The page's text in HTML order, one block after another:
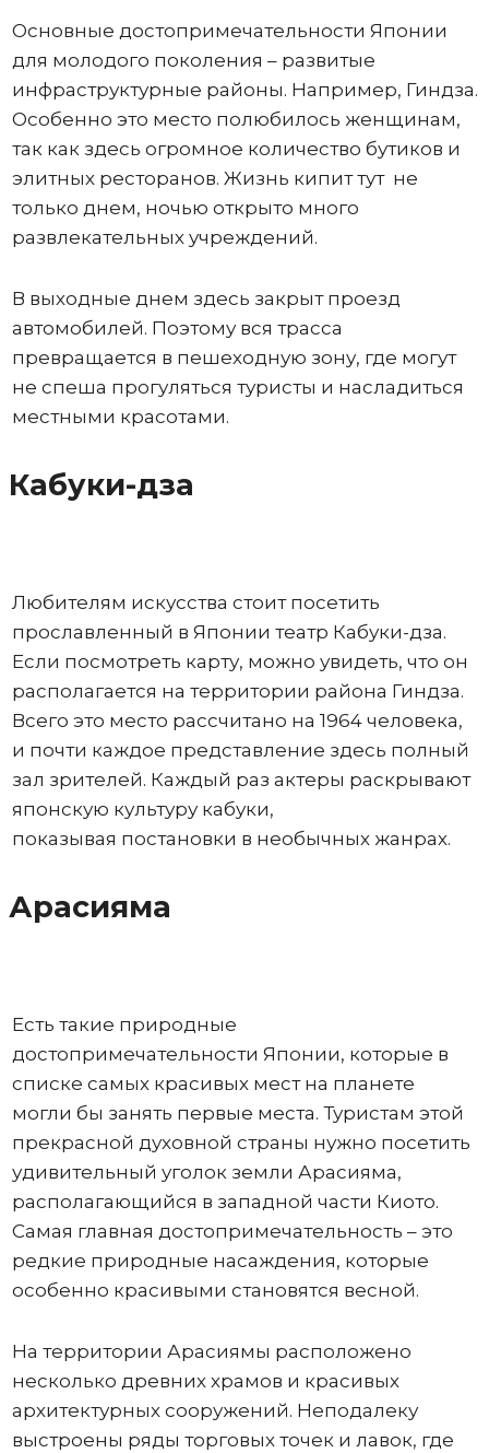
Основные достопримечательности Японии
для молодого поколения – развитые
инфраструктурные районы. Например, Гиндза.
Особенно это место полюбилось женщинам,
так как здесь огромное количество бутиков и
элитных ресторанов. Жизнь кипит тут не
только днем, ночью открыто много
развлекательных учреждений.
В выходные днем здесь закрыт проезд
автомобилей. Поэтому вся трасса
превращается в пешеходную зону, где могут
не спеша прогуляться туристы и насладиться
местными красотами.
Кабуки-дза
Любителям искусства стоит посетить
прославленный в Японии театр Кабуки-дза.
Если посмотреть карту, можно увидеть, что он
располагается на территории района Гиндза.
Всего это место рассчитано на 1964 человека,
и почти каждое представление здесь полный
зал зрителей. Каждый раз актеры раскрывают
японскую культуру кабуки,
показывая постановки в необычных жанрах.
Арасияма
Есть такие природные
достопримечательности Японии, которые в
списке самых красивых мест на планете
могли бы занять первые места. Туристам этой
прекрасной духовной страны нужно посетить
удивительный уголок земли Арасияма,
располагающийся в западной части Киото.
Самая главная достопримечательность – это
редкие природные насаждения, которые
особенно красивыми становятся весной.
На территории Арасиямы расположено
несколько древних храмов и красивых
архитектурных сооружений. Неподалеку
выстроены ряды торговых точек и лавок, где